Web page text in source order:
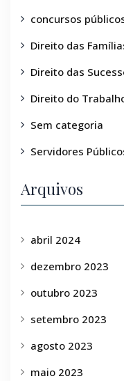
concursos
Direito das
Direito das
Direito do
Sem categoria
Servidores
Arquivos
abril 2024
dezembro 2023
outubro 2023
setembro 2023
agosto 2023
maio 2023